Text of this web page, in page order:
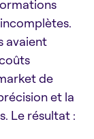
avaient
de
et la
Le résultat :